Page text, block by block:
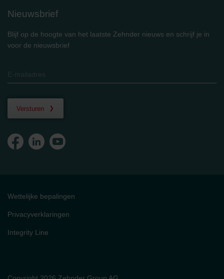
Nieuwsbrief
Blijf op de hoogte van het laatste Zehnder nieuws en schrijf je in
voor de nieuwsbrief
Versturen
Wettelijke bepalingen
Privacyverklaringen
Integrity Line